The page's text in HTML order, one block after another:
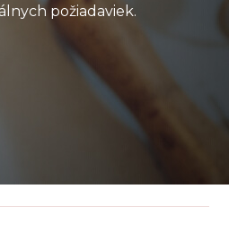
požiadaviek.